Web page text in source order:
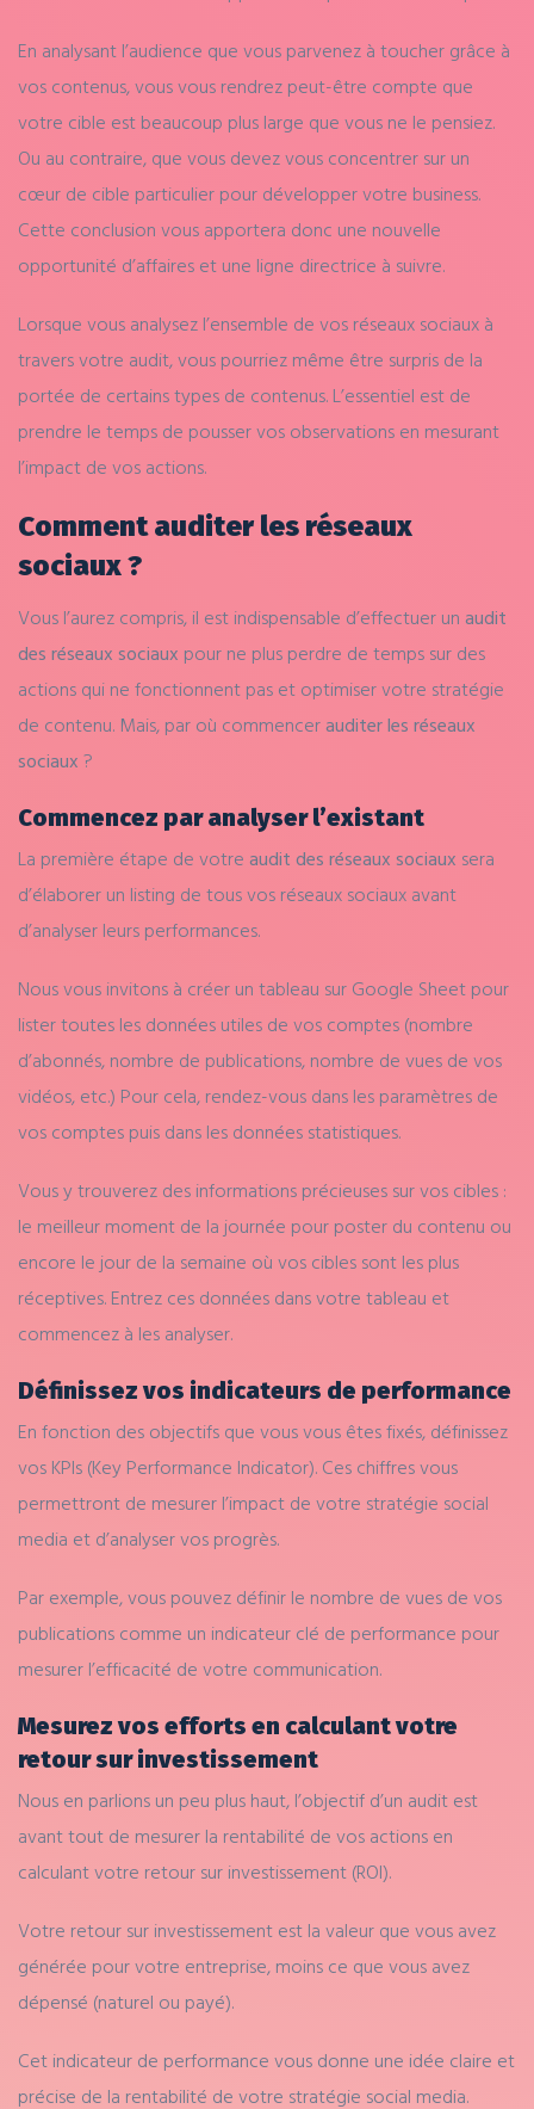
En analysant l’audience que vous parvenez à toucher grâce à
vos contenus, vous vous rendrez peut-être compte que
votre cible est beaucoup plus large que vous ne le pensiez.
Ou au contraire, que vous devez vous concentrer sur un
cœur de cible particulier pour développer votre business.
Cette conclusion vous apportera donc une nouvelle
opportunité d’affaires et une ligne directrice à suivre.
Lorsque vous analysez l’ensemble de vos réseaux sociaux à
travers votre audit, vous pourriez même être surpris de la
portée de certains types de contenus. L’essentiel est de
prendre le temps de pousser vos observations en mesurant
l’impact de vos actions.
Comment auditer les réseaux
sociaux ?
Vous l’aurez compris, il est indispensable d’effectuer un audit
des réseaux sociaux pour ne plus perdre de temps sur des
actions qui ne fonctionnent pas et optimiser votre stratégie
de contenu. Mais, par où commencerauditer les réseaux
sociaux ?
Commencez par analyser l’existant
La première étape de votre audit des réseaux sociaux sera
d’élaborer un listing de tous vos réseaux sociaux avant
d’analyser leurs performances.
Nous vous invitons à créer un tableau sur Google Sheet pour
lister toutes les données utiles de vos comptes (nombre
d’abonnés, nombre de publications, nombre de vues de vos
vidéos, etc.) Pour cela, rendez-vous dans les paramètres de
vos comptes puis dans les données statistiques.
Vous y trouverez des informations précieuses sur vos cibles :
le meilleur moment de la journée pour poster du contenu ou
encore le jour de la semaine où vos cibles sont les plus
réceptives. Entrez ces données dans votre tableau et
commencez à les analyser.
Définissez vos indicateurs de performance
En fonction des objectifs que vous vous êtes fixés, définissez
vos KPIs (Key Performance Indicator). Ces chiffres vous
permettront de mesurer l’impact de votre stratégie social
media et d’analyser vos progrès.
Par exemple, vous pouvez définir le nombre de vues de vos
publications comme un indicateur clé de performance pour
mesurer l’efficacité de votre communication.
Mesurez vos efforts en calculant votre
retour sur investissement
Nous en parlions un peu plus haut, l’objectif d’un audit est
avant tout de mesurer la rentabilité de vos actions en
calculant votre retour sur investissement (ROI).
Votre retour sur investissement est la valeur que vous avez
générée pour votre entreprise, moins ce que vous avez
dépensé (naturel ou payé).
Cet indicateur de performance vous donne une idée claire et
précise de la rentabilité de votre stratégie social media.